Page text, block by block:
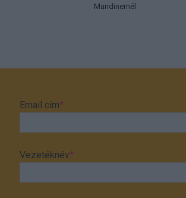
Mandinernél
Email cím*
Vezetéknév*